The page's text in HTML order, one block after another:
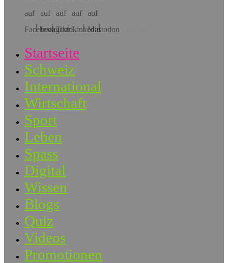
Hol dir die App!
Startseite
Schweiz
International
Wirtschaft
Sport
Leben
Spass
Digital
Wissen
Blogs
Quiz
Videos
Promotionen